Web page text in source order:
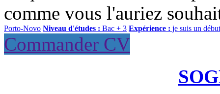
comme vous l'auriez
Porto-Novo Niveau d'études : Bac + 3 Expérience : je suis un
Commander CV